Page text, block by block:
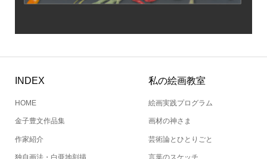
INDEX
HOME
金子豊文作品集
作家紹介
私の絵画教室
絵画実践プログラム
画材の神さま
芸術論とひとりごと